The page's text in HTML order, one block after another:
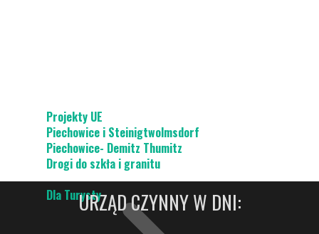
Projekty UE
Piechowice i Steinigtwolmsdorf
Piechowice- Demitz Thumitz
Drogi do szkła i granitu
Dla TurystyURZĄD CZYNNY W DNI: